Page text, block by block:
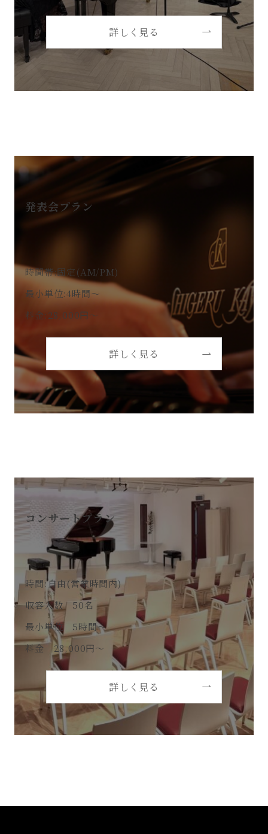
詳しく見る
発表会プラン
時間帯:固定(AM/PM)
最小単位:4時間～
料金:28,000円～
詳しく見る
コンサートプラン
時間:自由(営業時間内)
収容人数 50名
最小単位 5時間～
料金 28,000円～
詳しく見る